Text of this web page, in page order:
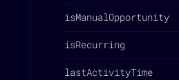
isManualOpportunity
isRecurring
lastActivityTime